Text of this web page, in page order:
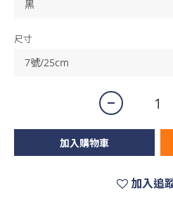
尺寸
加入購物車
加入追